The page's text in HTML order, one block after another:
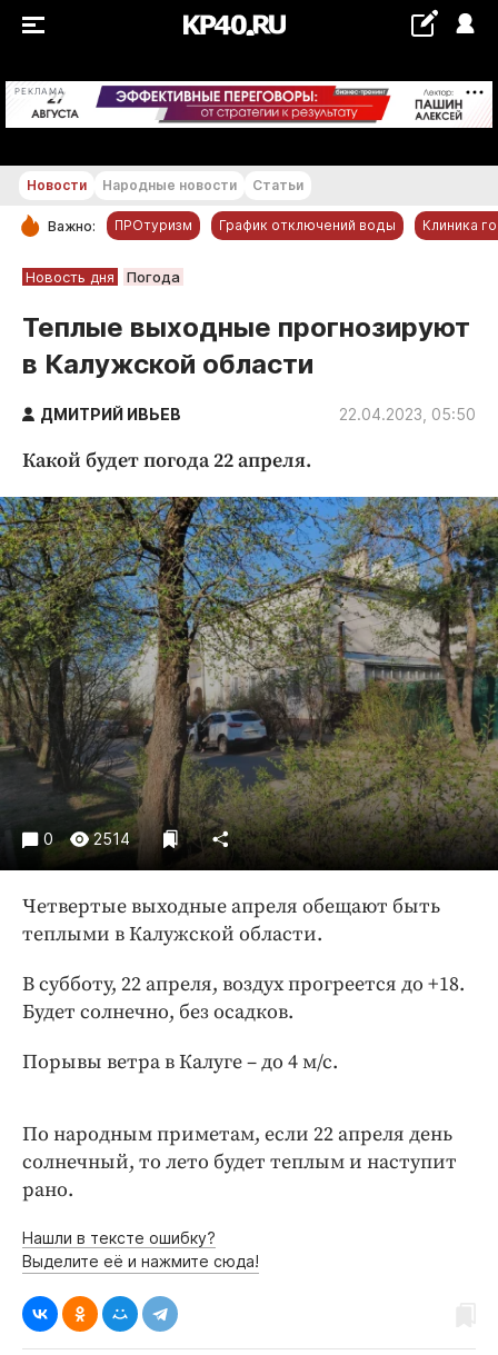
РЕКЛАМА +24...+25 °С
РУБРИКИ
Новости компаний
Статьи
Народные новости
Авто и транспорт
Благоустройство
Криминал
Культура
Недвижимость и ЖКХ
Образование
Общество
Погода
Праздники
Происшествия
Спорт
Экономика и бизнес
ПРОЕКТЫ
Блоги
Издания
Интересное чтиво
Бренд года
Новости Народные новости Статьи
Важно: ПРОтуризм График отключений воды Клиника
Новость дня Погода
Теплые выходные прогнозируют
в Калужской области
ДМИТРИЙ ИВЬЕВ 22.04.2023, 05:50
Какой будет погода 22 апреля.
0 2514
Четвертые выходные апреля обещают быть
теплыми в Калужской области.
В субботу, 22 апреля, воздух прогреется до +18.
Будет солнечно, без осадков.
Порывы ветра в Калуге – до 4 м/с.
По народным приметам, если 22 апреля день
солнечный, то лето будет теплым и наступит
рано.
Нашли в тексте ошибку?
Выделите её и нажмите сюда!